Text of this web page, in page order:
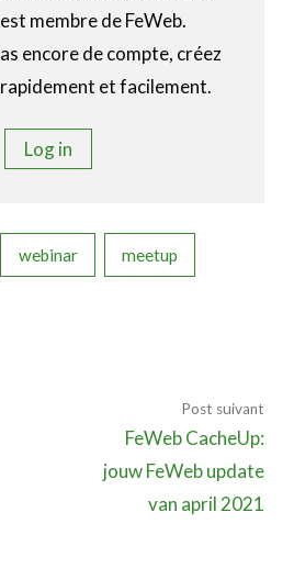
membre de FeWeb.
encore de compte, créez
rapidement et facilement.
Log in
webinar meetup
Post suivant
FeWeb CacheUp:
jouw FeWeb update
van april 2021